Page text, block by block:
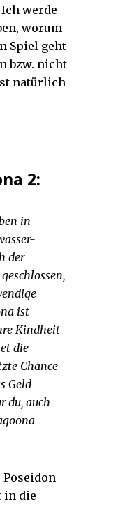
werde
worum
Spiel geht
bzw. nicht
natürlich
2:
in
der
ist
Kindheit
die
Chance
Geld
du, auch
Poseidon
in die